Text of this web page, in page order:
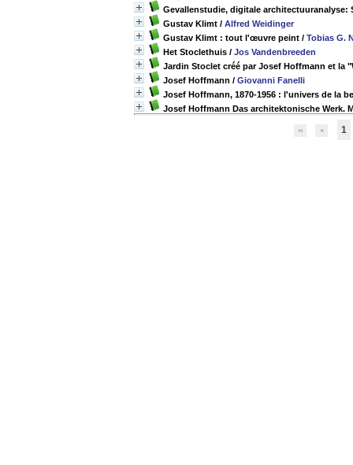
Gevallenstudie, digitale architectuuranalyse:
Gustav Klimt / Alfred Weidinger
Gustav Klimt : tout l'œuvre peint / Tobias G.
Het Stoclethuis / Jos Vandenbreeden
Jardin Stoclet créé par Josef Hoffmann et la
Josef Hoffmann / Giovanni Fanelli
Josef Hoffmann, 1870-1956 : l'univers de la
Josef Hoffmann Das architektonische Werk.
1